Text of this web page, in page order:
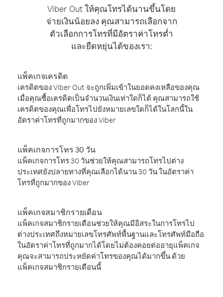
Viber Out ให้คุณโทรได้นานขึ้นโดย
จ่ายเงินน้อยลง คุณสามารถเลือกจาก
ตัวเลือกการโทรที่มีอัตราค่าโทรต่ำ
และยืดหยุ่นได้ของเรา:
แพ็คเกจเครดิต
เครดิตของ Viber Out จะถูกเพิ่มเข้าในยอดคงเหลือของคุณ
เมื่อคุณซื้อเครดิตเป็นจำนวนเงินเท่าใดก็ได้ คุณสามารถใช้
เครดิตของคุณเพื่อโทรไปยังหมายเลขใดก็ได้ในโลกนี้ใน
อัตราค่าโทรที่ถูกมากของ Viber
แพ็คเกจการโทร 30 วัน
แพ็คเกจการโทร 30 วันช่วยให้คุณสามารถโทรไปต่าง
ประเทศยังปลายทางที่คุณเลือกได้นาน 30 วัน ในอัตราค่า
โทรที่ถูกมากของ Viber
แพ็คเกจสมาชิกรายเดือน
แพ็คเกจสมาชิกรายเดือนช่วยให้คุณมีอิสระในการโทรไป
ต่างประเทศถึงหมายเลขโทรศัพท์พื้นฐานและโทรศัพท์มือถือ
ในอัตราค่าโทรที่ถูกมากได้โดยไม่ต้องคอยต่ออายุแพ็คเกจ
คุณจะสามารถประหยัดค่าโทรของคุณได้มากขึ้น ด้วย
แพ็คเกจสมาชิกรายเดือนนี้